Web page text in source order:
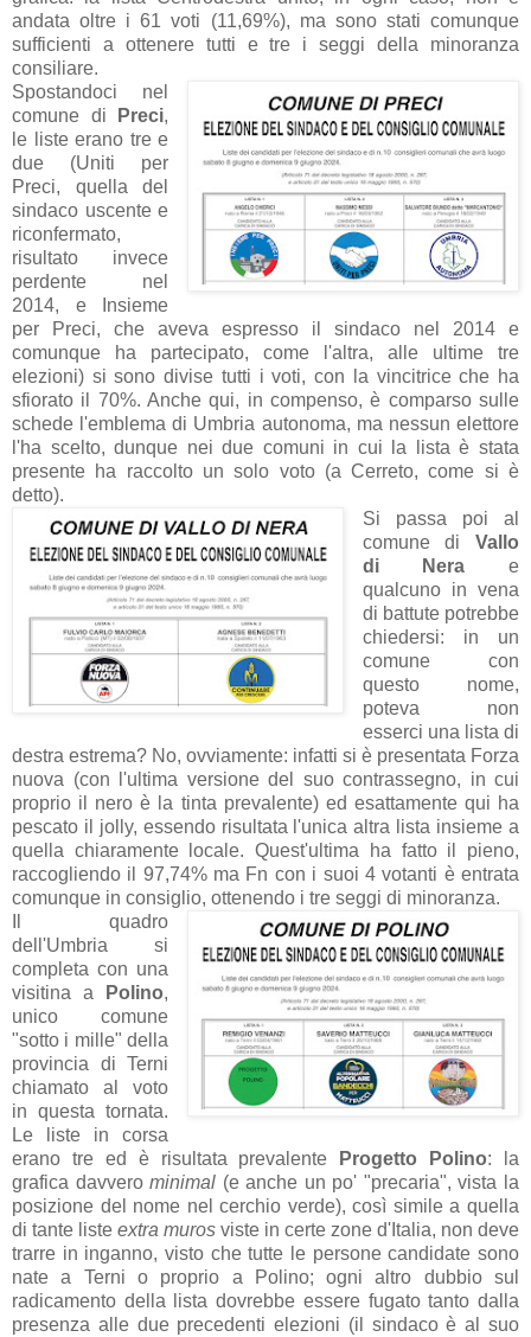
andata oltre i 61 voti (11,69%), ma sono stati comunque
sufficienti a ottenere tutti e tre i seggi della minoranza
consiliare.
Spostandoci nel
comune di
Preci,
le liste erano tre e
due (Uniti per
Preci, quella del
sindaco uscente e
riconfermato,
risultato invece
perdente nel
2014, e Insieme
per Preci, che aveva espresso il sindaco nel 2014 e
comunque ha partecipato, come l'altra, alle ultime tre
elezioni) si sono divise tutti i voti, con la vincitrice che ha
sfiorato il 70%. Anche qui, in compenso, è comparso sulle
schede l'emblema di Umbria autonoma, ma nessun elettore
l'ha scelto, dunque nei due comuni in cui la lista è stata
presente ha raccolto un solo voto (a Cerreto, come si è
detto).
Si passa poi al
comune di Vallo
di Nera e
qualcuno in vena
di battute potrebbe
chiedersi: in un
comune con
questo nome,
poteva non
esserci una lista di
destra estrema? No, ovviamente: infatti si è presentata Forza
nuova (con l'ultima versione del suo contrassegno, in cui
proprio il nero è la tinta prevalente) ed esattamente qui ha
pescato il jolly, essendo risultata l'unica altra lista insieme a
quella chiaramente locale. Quest'ultima ha fatto il pieno,
raccogliendo il 97,74% ma Fn con i suoi 4 votanti è entrata
comunque in consiglio, ottenendo i tre seggi di minoranza.
Il quadro
dell'Umbria si
completa con una
visitina a
Polino,
unico comune
"sotto i mille" della
provincia di Terni
chiamato al voto
in questa tornata.
Le liste in corsa
erano tre ed è risultata prevalente
Progetto Polino: la
grafica davverominimal (e anche un po' "precaria", vista la
posizione del nome nel cerchio verde), così simile a quella
di tante liste extra muros viste in certe zone d'Italia, non deve
trarre in inganno, visto che tutte le persone candidate sono
nate a Terni o proprio a Polino; ogni altro dubbio sul
radicamento della lista dovrebbe essere fugato tanto dalla
presenza alle due precedenti elezioni (il sindaco è al suo